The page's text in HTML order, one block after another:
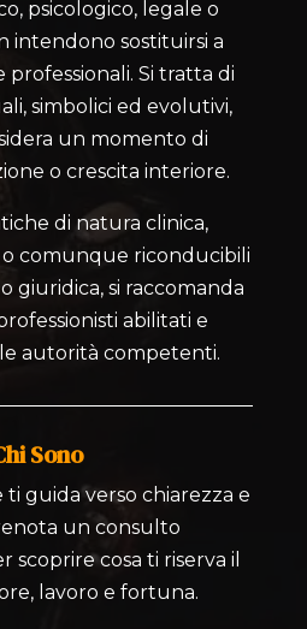
psicologico, legale o
intendono sostituirsi a
professionali. Si tratta di
simbolici ed evolutivi,
un momento di
o crescita interiore.
di natura clinica,
o comunque riconducibili
giuridica, si raccomanda
abilitati e
autorità competenti.
Sono
guida verso chiarezza e
un consulto
scoprire cosa ti riserva il
lavoro e fortuna.